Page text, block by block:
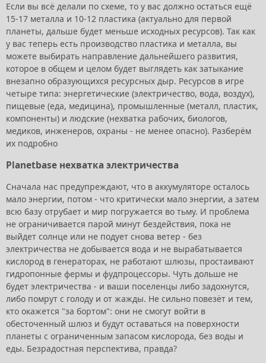
Если вы всё делали по схеме, то у вас должно остаться ещё
15-17 металла и 10-12 пластика (актуально для первой
планеты, дальше будет меньше исходных ресурсов). Так как
у вас теперь есть производство пластика и металла, вы
можете выбирать направление дальнейшего развития,
которое в общем и целом будет выглядеть как затыкание
внезапно образующихся ресурсных дыр. Ресурсов в игре
четыре типа: энергетические (электричество, вода, воздух),
пищевые (еда, медицина), промышленные (металл, пластик,
компоненты) и людские (нехватка рабочих, биологов,
медиков, инженеров, охраны - не менее опасно). Разберём
их подробно
Planetbase нехватка электричества
Сначала нас предупреждают, что в аккумуляторе осталось
мало энергии, потом - что критически мало энергии, а затем
всю базу отрубает и мир погружается во тьму. И проблема
не ограничивается парой минут бездействия, пока не
выйдет солнце или не подует снова ветер - без
электричества не добывается вода и не вырабатывается
кислород в генераторах, не работают шлюзы, простаивают
гидропонные фермы и фудпроцессоры. Чуть дольше не
будет электричества - и ваши поселенцы либо задохнутся,
либо помрут с голоду и от жажды. Не сильно повезёт и тем,
кто окажется "за бортом": они не смогут войти в
обесточенный шлюз и будут оставаться на поверхности
планеты с ограниченным запасом кислорода, без воды и
еды. Безрадостная перспектива, правда?